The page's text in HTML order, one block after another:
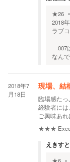
★26
2018
ラブ
007
なん
2018年7
月18日
現場、結
臨場感たっ
経験者には
ご興味あ
★★★
えきす